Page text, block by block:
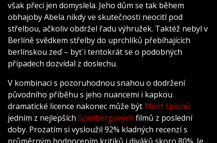
však přeci jen domyslela. Jeho dům se tak během
obhajoby Abela nikdy ve skutečnosti neocitl pod
střelbou, ačkoliv obdržel řadu výhružek. Taktéž nebyl v
Berlíně svědkem střelby do uprchlíků přebíhajících
berlínskou zeď – byť i tentokrát se o podobných
případech dozvídal z doslechu.
V kombinaci s pozoruhodnou snahou o dodržení
původního příběhu s jeho nuancemi i kapkou
dramatické licence nakonec může být Most špiónů
jedním z nejlepších Spielbergových filmů z poslední
doby. Prozatím si vysloužil 92% kladných recenzí s